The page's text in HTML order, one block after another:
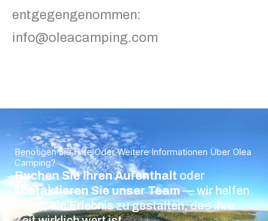
entgegengenommen:
info@oleacamping.com
Benötigen Sie Hilfe Oder Weitere Informationen Über Olea
Camping?
Buchen Sie Ihren Aufenthalt oder
kontaktieren Sie unser Team— wir helfen
Ihnen, ein Erlebnis zu gestalten, das Ihre